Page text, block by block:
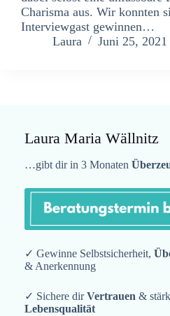
Charisma aus. Wir konnten
Interviewgast gewinnen…
Laura
Juni 25, 2021
Laura Maria Wällnitz
…gibt dir in 3 Monaten
✓ Gewinne Selbstsicherheit,
& Anerkennung
✓ Sichere dirVertrauen &
Lebensqualität